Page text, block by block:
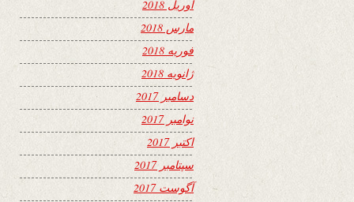
آوریل 2018
مارس 2018
فوریه 2018
ژانویه 2018
دسامبر 2017
نوامبر 2017
اکتبر 2017
سپتامبر 2017
آگوست 2017